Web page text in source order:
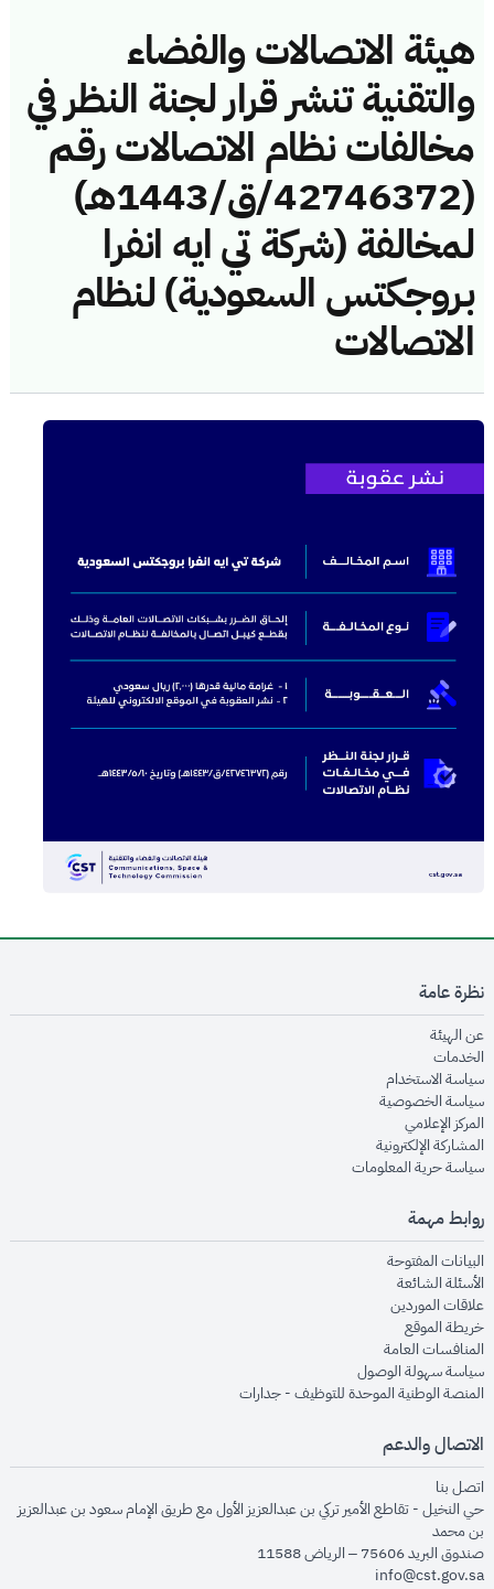
هيئة الاتصالات والفضاء
والتقنية تنشر قرار لجنة النظر في
مخالفات نظام الاتصالات رقم
(42746372/ق/1443هـ)
لمخالفة (شركة تي ايه انفرا
بروجكتس السعودية) لنظام
الاتصالات
نظرة عامة
عن الهيئةopens in new window
الخدماتopens in new window
سياسة الاستخدام
سياسة الخصوصيةopens in new window
المركز الإعلاميopens in new window
المشاركة الإلكترونيةopens in new window
سياسة حرية المعلوماتopens in new window
روابط مهمة
البيانات المفتوحةopens in new window
الأسئلة الشائعةopens in new window
علاقات الموردينopens in new window
خريطة الموقعopens in new window
المنافسات العامةopens in new window
سياسة سهولة الوصولopens in new window
المنصة الوطنية الموحدة للتوظيف - جداراتopens in new window
الاتصال والدعم
اتصل بنا
حي النخيل - تقاطع الأمير تركي بن عبدالعزيز الأول مع طريق الإمام سعود بن عبدالعزيز
بن محمد
صندوق البريد 75606 – الرياض 11588
info@cst.gov.sa